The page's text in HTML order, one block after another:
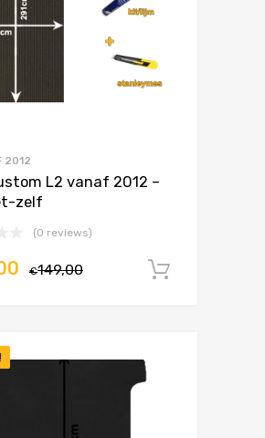
2012
L2 vanaf 2012 –
zelf
(0 reviews)
€149,00